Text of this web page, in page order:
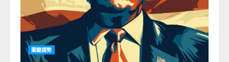
關鍵趨勢